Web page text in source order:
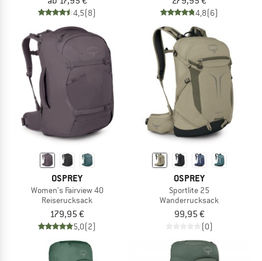
4,5(8) 4,8(6)
OSPREY
Women's Fairview 40
Reiserucksack
179,95 €
5,0(2)
OSPREY
Sportlite 25
Wanderrucksack
99,95 €
(0)